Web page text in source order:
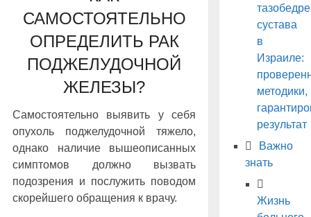
САМОСТОЯТЕЛЬНО
ОПРЕДЕЛИТЬ РАК
ПОДЖЕЛУДОЧНОЙ
ЖЕЛЕЗЫ?
Самостоятельно выявить у себя
опухоль поджелудочной тяжело,
однако наличие вышеописанных
симптомов должно вызвать
подозрения и послужить поводом
скорейшего обращения к врачу.
сустава
в
Израиле:
методики,
результат
Важно
знать
Жизнь